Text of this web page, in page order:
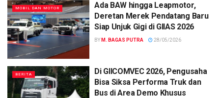
MOBIL DAN MOTOR
Ada BAW hingga Leapmotor,
Deretan Merek Pendatang Baru
Siap Unjuk Gigi di GIIAS 2026
BY M. BAGAS PUTRA 28/05/2026
BERITA
Di GIICOMVEC 2026, Pengusaha
Bisa Siksa Performa Truk dan
Bus di Area Demo Khusus